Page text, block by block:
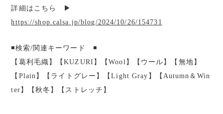
詳細はこちら ▶︎
https://shop.calsa.jp/blog/2024/10/26/154731
◾️検索/関連キーワード ◾️
【葛利毛織】【KUZURI】【Wool】【ウール】【無地】
【Plain】【ライトグレー】【Light Gray】【Autumn＆Win
ter】【秋冬】【ストレッチ】